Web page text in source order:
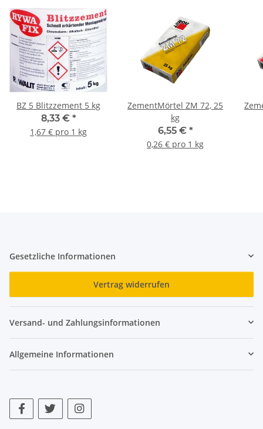
BZ 5 Blitzzement 5 kg
8,33 € *
1,67 € pro 1 kg
ZementMörtel ZM 72, 25
kg
6,55 € *
0,26 € pro 1 kg
Gesetzliche Informationen
Vertrag widerrufen
Versand- und Zahlungsinformationen
Allgemeine Informationen